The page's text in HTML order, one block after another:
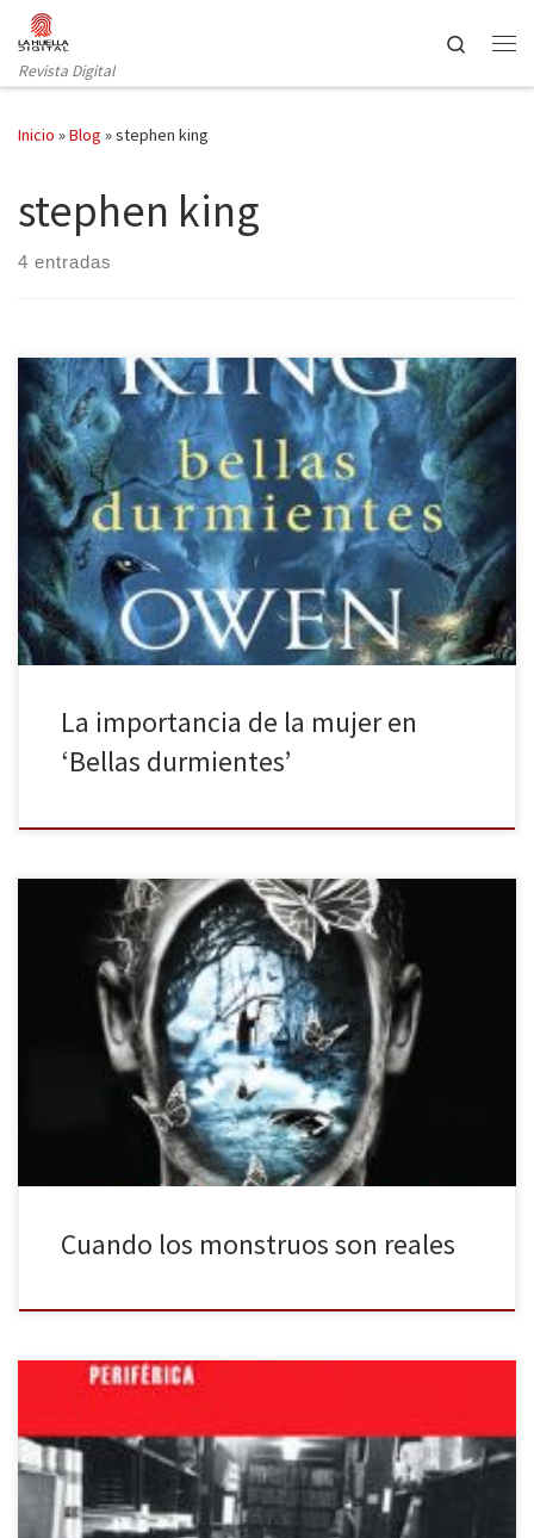
Saltar al contenido
Revista Digital
Search
Inicio »Blog »stephen king
stephen king
4 entradas
Desde el principio de los tiempos, la desigualdad entre hombres y
mujeres ha estado siempre presente. A día de hoy, aunque la
situación ha mejorado bastante con respecto a épocas pasadas,
sigue habiendo una brecha enorme difícil de solventar. Es por ello
que cualquier acción o evento a favor del […]
La importancia de la mujer en
‘Bellas durmientes’
Los monstruos son reales y los fantasmas son reales también. Viven
dentro de nosotros y a veces ellos ganan. Y es que estas palabras
textuales no podrían ser de otra persona que no fuera Stephen
King. El maestro de lo oscuro, de lo desconocido, de todo aquello
que nadie miente, […]
Cuando los monstruos son reales
A Juan Carlos Onetti, Menéndez Pidal, Goethe, Borges y Stephen
King les separan muchos años y kilómetros -también figurada y
estilísticamente hablando-. Pero todos ellos, y el resto de los
autores reseñados en El escritor en su paraíso, tienen algo en